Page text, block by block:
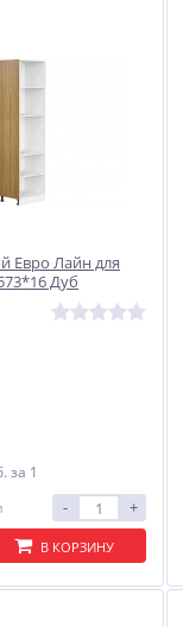
Евро Лайн для
Дуб
за 1
- +
В КОРЗИНУ